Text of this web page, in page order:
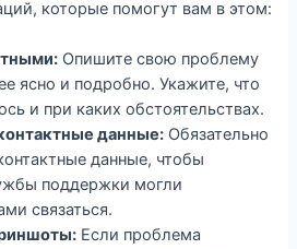
которые помогут вам в этом:
Опишите свою проблему
ясно и подробно. Укажите, что
и при каких обстоятельствах.
данные: Обязательно
данные, чтобы
поддержки могли
связаться.
Если проблема